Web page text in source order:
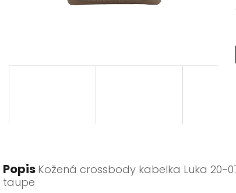
Popis Kožená crossbody kabelka Luka 20-
taupe